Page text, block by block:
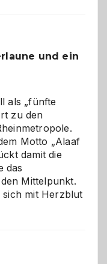
geworden
und ein
als „fünfte
zu den
Motto „Alaaf
damit die
das
Mittelpunkt.
sich mit Herzblut